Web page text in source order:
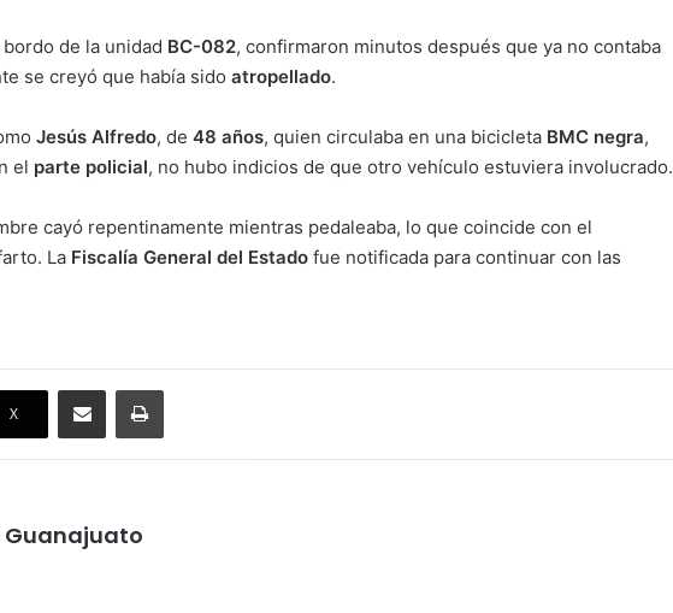
bordo de la unidad BC-082, confirmaron minutos después que ya no contaba
se creyó que había sido atropellado.
Jesús Alfredo, de 48 años, quien circulaba en una bicicleta BMC negra,
el parte policial, no hubo indicios de que otro vehículo estuviera involucrado.
cayó repentinamente mientras pedaleaba, lo que coincide con el
La Fiscalía General del Estado fue notificada para continuar con las
X
Guanajuato